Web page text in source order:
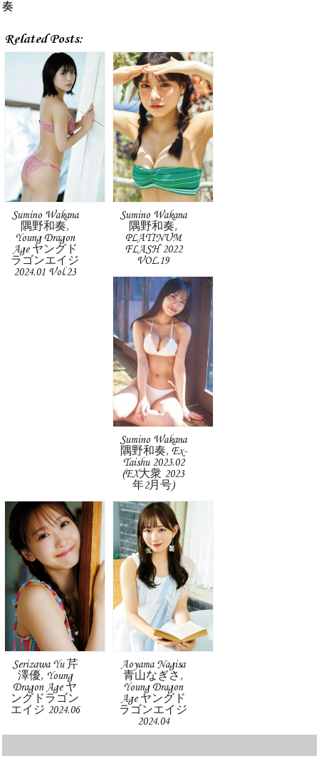
奏
Related Posts:
Sumino Wakana
隅野和奏,
Young Dragon
Age ヤングド
ラゴンエイジ
2024.01 Vol.23
Sumino Wakana
隅野和奏,
PLATINUM
FLASH 2022
VOL.19
Sumino Wakana
隅野和奏, Ex-
Taishu 2023.02
(EX大衆 2023
年2月号)
Serizawa Yu 芹
澤優, Young
Dragon Age ヤ
ングドラゴン
エイジ 2024.06
Aoyama Nagisa
青山なぎさ,
Young Dragon
Age ヤングド
ラゴンエイジ
2024.04